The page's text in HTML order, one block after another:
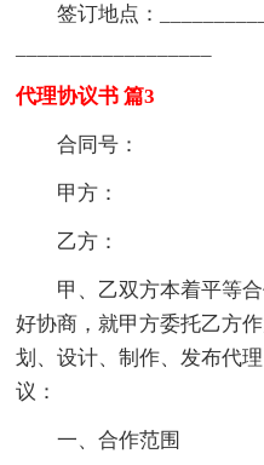
签订地点：
代理协议书 篇3
合同号：
甲方：
乙方：
甲、乙双方本着平等
好协商，就甲方委托乙方
划、设计、制作、发布代
议：
一、合作范围